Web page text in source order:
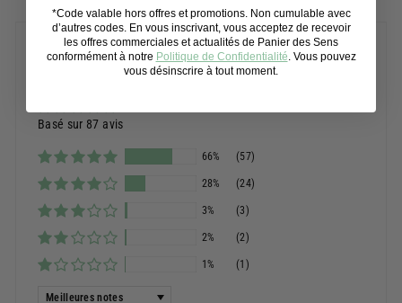
Avis Clients
Basé sur 87 avis
66% (57)
28% (24)
3% (3)
2% (2)
1% (1)
Sort by
*Code valable hors offres et promotions. Non cumulable avec
d’autres codes. En vous inscrivant, vous acceptez de recevoir
les offres commerciales et actualités de Panier des Sens
conformément à notre Politique de Confidentialité. Vous pouvez
vous désinscrire à tout moment.